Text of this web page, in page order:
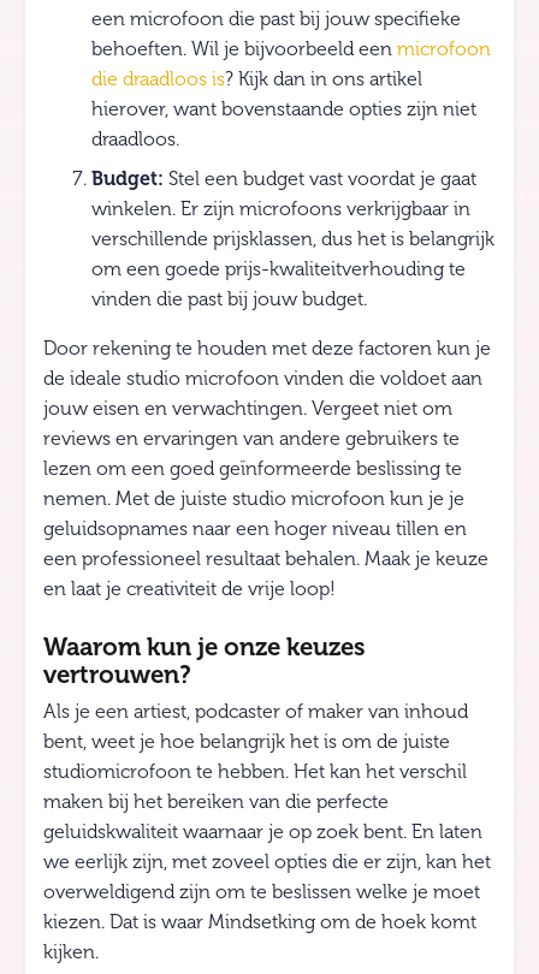
een microfoon die past bij jouw specifieke
behoeften. Wil je bijvoorbeeld een microfoon
die draadloos is? Kijk dan in ons artikel
hierover, want bovenstaande opties zijn niet
draadloos.
Budget: Stel een budget vast voordat je gaat
winkelen. Er zijn microfoons verkrijgbaar in
verschillende prijsklassen, dus het is belangrijk
om een goede prijs-kwaliteitverhouding te
vinden die past bij jouw budget.
Door rekening te houden met deze factoren kun je
de ideale studio microfoon vinden die voldoet aan
jouw eisen en verwachtingen. Vergeet niet om
reviews en ervaringen van andere gebruikers te
lezen om een goed geïnformeerde beslissing te
nemen. Met de juiste studio microfoon kun je je
geluidsopnames naar een hoger niveau tillen en
een professioneel resultaat behalen. Maak je keuze
en laat je creativiteit de vrije loop!
Waarom kun je onze keuzes
vertrouwen?
Als je een artiest, podcaster of maker van inhoud
bent, weet je hoe belangrijk het is om de juiste
studiomicrofoon te hebben. Het kan het verschil
maken bij het bereiken van die perfecte
geluidskwaliteit waarnaar je op zoek bent. En laten
we eerlijk zijn, met zoveel opties die er zijn, kan het
overweldigend zijn om te beslissen welke je moet
kiezen. Dat is waar Mindsetking om de hoek komt
kijken.